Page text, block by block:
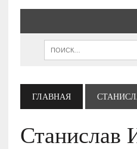
ГЛАВНАЯ
Станислав